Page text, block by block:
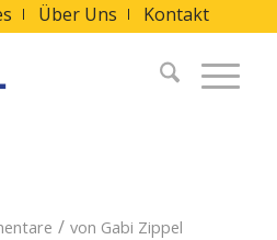
Über Uns Kontakt
/ von Gabi Zippel